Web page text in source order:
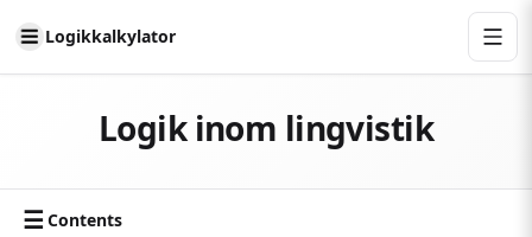
Logikkalkylator
Logik inom lingvistik
☰ Contents